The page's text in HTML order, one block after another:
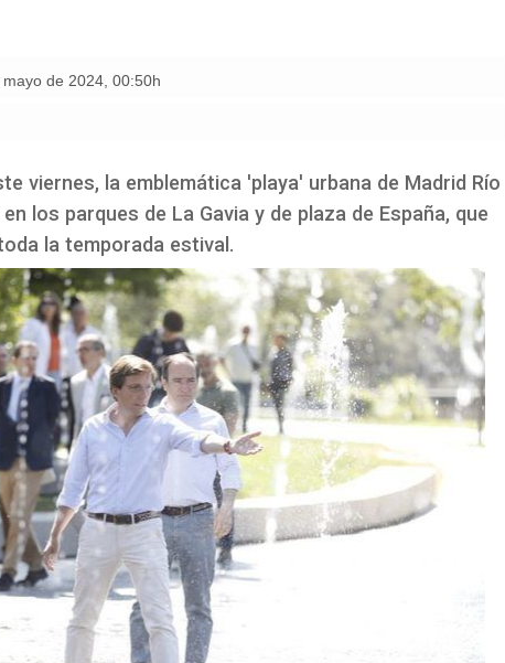
mayo de 2024, 00:50h
viernes, la emblemática 'playa' urbana de Madrid Río
los parques de La Gavia y de plaza de España, que
la temporada estival.